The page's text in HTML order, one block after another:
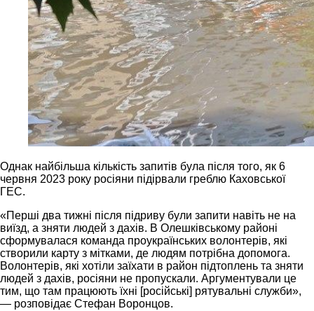
Однак найбільша кількість запитів була після того, як 6
червня 2023 року росіяни підірвали греблю Каховської
ГЕС.
«Перші два тижні після підриву були запити навіть не на
виїзд, а зняти людей з дахів. В Олешківському районі
сформувалася команда проукраїнських волонтерів, які
створили карту з мітками, де людям потрібна допомога.
Волонтерів, які хотіли заїхати в район підтоплень та зняти
людей з дахів, росіяни не пропускали. Аргументували це
тим, що там працюють їхні [російські] рятувальні служби»,
— розповідає Стефан Воронцов.